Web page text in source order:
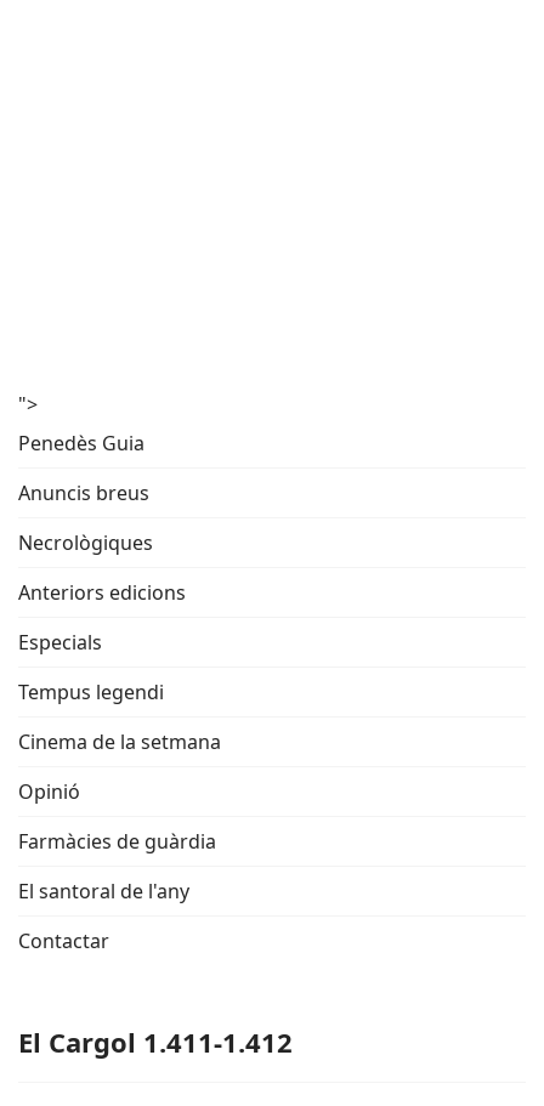
">
Penedès Guia
Anuncis breus
Necrològiques
Anteriors edicions
Especials
Tempus legendi
Cinema de la setmana
Opinió
Farmàcies de guàrdia
El santoral de l'any
Contactar
El Cargol 1.411-1.412